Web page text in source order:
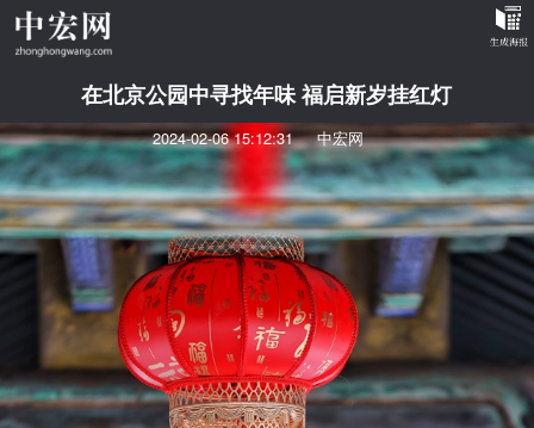
在北京公园中寻找年味 福启新岁挂红灯
2024-02-06 15:12:31 中宏网